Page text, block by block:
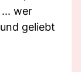
wer
geliebt